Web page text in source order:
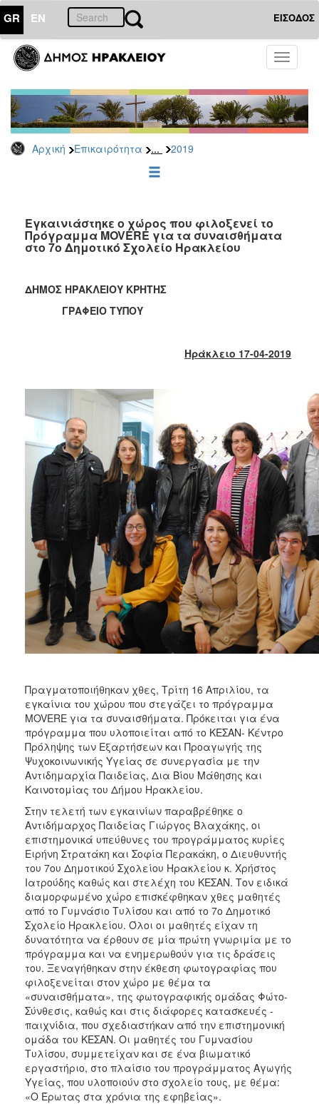
GR EN ΕΙΣΟΔΟΣ
Toggle
Αρχική Επικαιρότητα ... 2019
ΕΠΙΚΑΙΡΟΤΗΤΑ
Τύπου
Αρχείο
2026
2025
2022
2021
2019
2018
2013
2012
2011
2010
2006
ΔΗΜΟΤΗΣ
ΕΠΙΣΚΕΠΤΗΣ
ΗΡΑΚΛΕΙΟ
Εγκαινιάστηκε ο χώρος που φιλοξενεί το
Πρόγραμμα MOVERE για τα συναισθήματα
στο 7ο Δημοτικό Σχολείο Ηρακλείου
ΔΗΜΟΣ ΗΡΑΚΛΕΙΟΥ ΚΡΗΤΗΣ
ΓΡΑΦΕΙΟ ΤΥΠΟΥ
Ηράκλειο 17-04-2019
Πραγματοποιήθηκαν χθες, Τρίτη 16 Απριλίου, τα
εγκαίνια του χώρου που στεγάζει το πρόγραμμα
MOVERE για τα συναισθήματα. Πρόκειται για ένα
πρόγραμμα που υλοποιείται από το ΚΕΣΑΝ- Κέντρο
Πρόληψης των Εξαρτήσεων και Προαγωγής της
Ψυχοκοινωνικής Υγείας σε συνεργασία με την
Αντιδημαρχία Παιδείας, Δια Βίου Μάθησης και
Καινοτομίας του Δήμου Ηρακλείου.
Στην τελετή των εγκαινίων παραβρέθηκε ο
Αντιδήμαρχος Παιδείας Γιώργος Βλαχάκης, οι
επιστημονικά υπεύθυνες του προγράμματος κυρίες
Ειρήνη Στρατάκη και Σοφία Περακάκη, ο Διευθυντής
του 7ου Δημοτικού Σχολείου Ηρακλείου κ. Χρήστος
Ιατρούδης καθώς και στελέχη του ΚΕΣΑΝ. Τον ειδικά
διαμορφωμένο χώρο επισκέφθηκαν χθες μαθητές
από το Γυμνάσιο Τυλίσου και από το 7ο Δημοτικό
Σχολείο Ηρακλείου. Όλοι οι μαθητές είχαν τη
δυνατότητα να έρθουν σε μία πρώτη γνωριμία με το
πρόγραμμα και να ενημερωθούν για τις δράσεις
του. Ξεναγήθηκαν στην έκθεση φωτογραφίας που
φιλοξενείται στον χώρο με θέμα τα
«συναισθήματα», της φωτογραφικής ομάδας Φώτο-
Σύνθεσις, καθώς και στις διάφορες κατασκευές -
παιχνίδια, που σχεδιαστήκαν από την επιστημονική
ομάδα του ΚΕΣΑΝ. Οι μαθητές του Γυμνασίου
Τυλίσου, συμμετείχαν και σε ένα βιωματικό
εργαστήριο, στο πλαίσιο του προγράμματος Αγωγής
Υγείας, που υλοποιούν στο σχολείο τους, με θέμα:
«Ο Έρωτας στα χρόνια της εφηβείας».